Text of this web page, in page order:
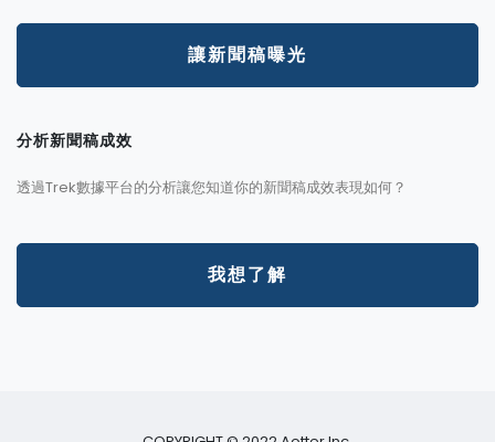
讓新聞稿曝光
分析新聞稿成效
透過Trek數據平台的分析讓您知道你的新聞稿成效表現如何？
我想了解